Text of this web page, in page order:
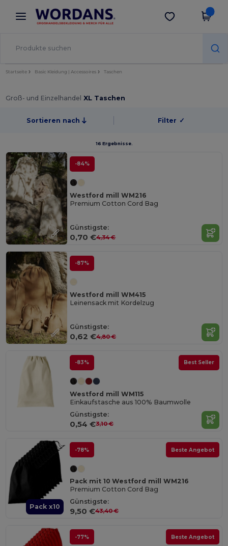
× Wordans App
Bessere Preise in der App!
App holen
Startseite Basic Kleidung | Accessoires Taschen
Groß- und Einzelhandel XL Taschen
Sortieren nach Filter ✓
16 Ergebnisse.
-84%
Westford mill WM216
Premium Cotton Cord Bag
Günstigste:
0,70 €4,34 €
-87%
Westford mill WM415
Leinensack mit Kordelzug
Günstigste:
0,62 €4,80 €
-83% Best Seller
Westford mill WM115
Einkaufstasche aus 100% Baumwolle
Günstigste:
0,54 €3,10 €
Pack x10
-78% Beste Angebot
Pack mit 10 Westford mill WM216
Premium Cotton Cord Bag
Günstigste:
9,50 €43,40 €
-77% Beste Angebot